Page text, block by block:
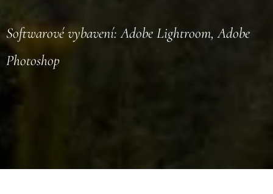
Softwarové vybavení: Adobe Lightroom, Adobe
Photoshop